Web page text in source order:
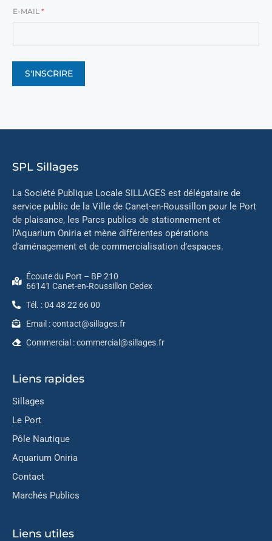
E-MAIL *
S'INSCRIRE
SPL Sillages
La Société Publique Locale SILLAGES est délégataire de
service public de la Ville de Canet-en-Roussillon pour le Port
de plaisance, les Parcs publics de stationnement et
l’Aquarium Oniria et mène différentes opérations
d’aménagement et de commercialisation d’espaces.
Écoute du Port – BP 210
66141 Canet-en-Roussillon Cedex
Tél. : 04 48 22 66 00
Email : contact@sillages.fr
Commercial : commercial@sillages.fr
Liens rapides
Sillages
Le Port
Pôle Nautique
Aquarium Oniria
Contact
Marchés Publics
Liens utiles